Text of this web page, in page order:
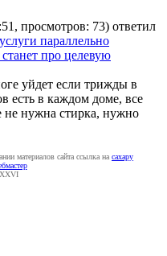
просмотров: 73) ответил
параллельно
про целевую
уйдет если трижды в
есть в каждом доме, все
не нужна стирка, нужно
материалов сайта ссылка на caxapу